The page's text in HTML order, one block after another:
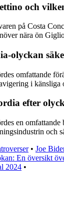
och
på Costa
nära ön
olyckan
omfattande
i
efter
en
och
• Joe
En översikt
2024 •